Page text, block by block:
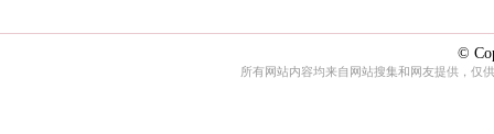
©
所有网站内容均来自网站搜集和网友提供，仅